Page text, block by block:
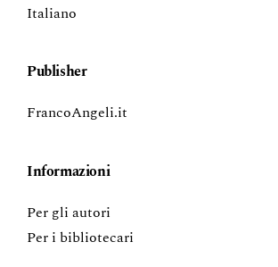
Italiano
Publisher
FrancoAngeli.it
Informazioni
Per gli autori
Per i bibliotecari